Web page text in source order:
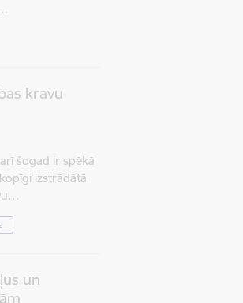
kravu
šogad ir spēkā
izstrādātā
un